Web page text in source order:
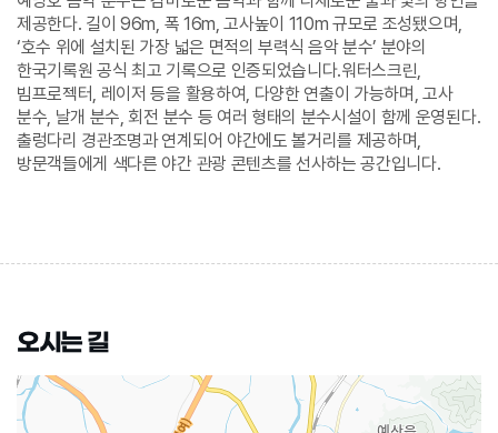
제공한다. 길이 96m, 폭 16m, 고사높이 110m 규모로 조성됐으며,
‘호수 위에 설치된 가장 넓은 면적의 부력식 음악 분수’ 분야의
한국기록원 공식 최고 기록으로 인증되었습니다.워터스크린,
빔프로젝터, 레이저 등을 활용하여, 다양한 연출이 가능하며, 고사
분수, 날개 분수, 회전 분수 등 여러 형태의 분수시설이 함께 운영된다.
출렁다리 경관조명과 연계되어 야간에도 볼거리를 제공하며,
방문객들에게 색다른 야간 관광 콘텐츠를 선사하는 공간입니다.
오시는 길